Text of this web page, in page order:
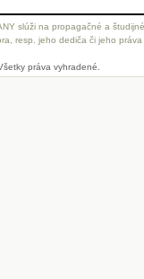
slúži na propagačné a
resp. jeho dediča či jeho
práva vyhradené.